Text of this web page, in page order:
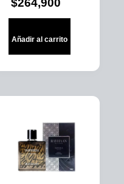
Añadir al carrito